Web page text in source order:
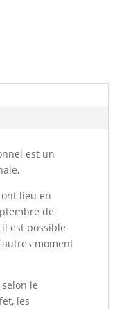
est un
.
lieu en
de
est possible
moment
selon le
les